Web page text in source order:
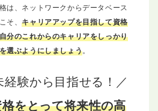
は、ネットワークからデータベース
そ、キャリアアップを目指して資格
分のこれからのキャリアをしっかり
選ぶようにしましょう。
験から目指せる！／
をとって将来性の高